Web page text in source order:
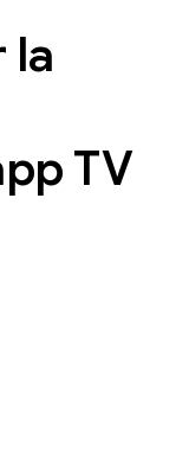
la
TV